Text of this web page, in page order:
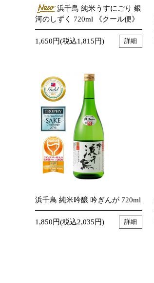
浜千鳥 純米うすにごり 銀
河のしずく 720ml 《クール便》
1,650円(税込1,815円) 詳細
浜千鳥 純米吟醸 吟ぎんが 720ml
1,850円(税込2,035円) 詳細